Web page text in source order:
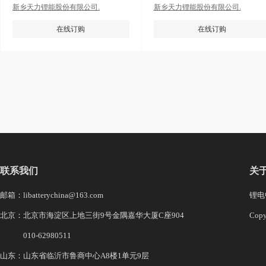
新乡天力锂能股份有限公司.
在线订购
新乡天力锂能股份有限公司.
在线订购
联系我们
邮箱：libatterychina@163.com
北京：北京市海淀区上地三街9号金隅嘉华大厦C座904
010-62980511
山东：山东省临沂市鲁商中心A8楼1单元9层
关
锂